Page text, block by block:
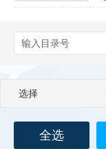
选择
全选